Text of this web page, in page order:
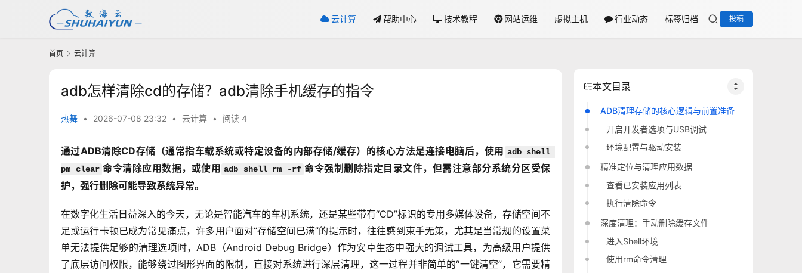
云计算 帮助中心 技术教程 网站运维 虚拟主机 行业动态 标签归档 投稿
首页 云计算
adb怎样清除cd的存储？adb清除手机缓存的指令
热舞 • 2026-07-08 23:32 • 云计算 • 阅读 4
通过ADB清除CD存储（通常指车载系统或特定设备的内部存储/缓存）的核心方法是连接电脑后，使用 adb shell
pm clear 命令清除应用数据，或使用 adb shell rm -rf 命令强制删除指定目录文件，但需注意部分系统分区受保
护，强行删除可能导致系统异常。
在数字化生活日益深入的今天，无论是智能汽车的车机系统，还是某些带有“CD”标识的专用多媒体设备，存储空间不
足或运行卡顿已成为常见痛点，许多用户面对“存储空间已满”的提示时，往往感到束手无策，尤其是当常规的设置菜
单无法提供足够的清理选项时，ADB（Android Debug Bridge）作为安卓生态中强大的调试工具，为高级用户提供
了底层访问权限，能够绕过图形界面的限制，直接对系统进行深层清理，这一过程并非简单的“一键清空”，它需要精
本文目录
ADB清理存储的核心逻辑与前置准备
开启开发者选项与USB调试
环境配置与驱动安装
精准定位与清理应用数据
查看已安装应用列表
执行清除命令
深度清理：手动删除缓存文件
进入Shell环境
使用rm命令清理